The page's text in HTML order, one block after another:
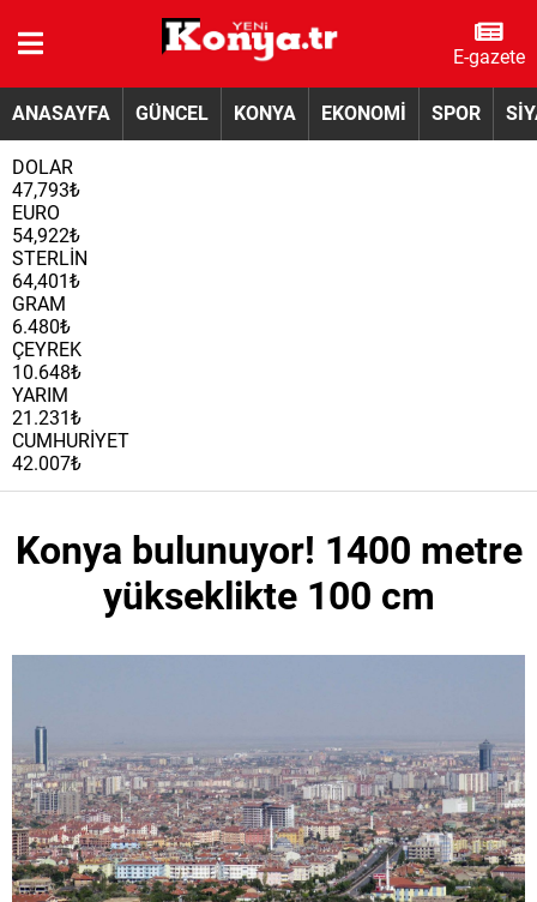
E-gazete
ANASAYFA GÜNCEL KONYA EKONOMİ SPOR
DOLAR
47,793₺
EURO
54,922₺
STERLİN
64,401₺
GRAM
6.480₺
ÇEYREK
10.648₺
YARIM
21.231₺
CUMHURİYET
42.007₺
Konya bulunuyor! 1400 metre
yükseklikte 100 cm